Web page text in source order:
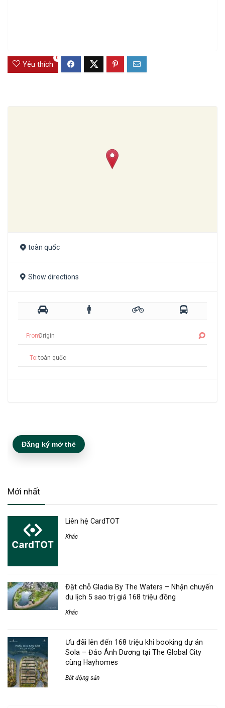
Yêu thích
0
toàn quốc
Show directions
From:
To:
Đăng ký mở thẻ
Mới nhất
Liên hệ CardTOT
Khác
Đặt chỗ Gladia By The Waters – Nhận chuyến
du lịch 5 sao trị giá 168 triệu đồng
Khác
Ưu đãi lên đến 168 triệu khi booking dự án
Sola – Đảo Ánh Dương tại The Global City
cùng Hayhomes
Bất động sản